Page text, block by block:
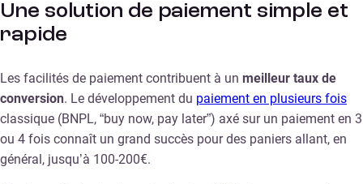
Une solution de paiement simple et
rapide
Les facilités de paiement contribuent à un meilleur taux de
conversion. Le développement du paiement en plusieurs fois
classique (BNPL, “buy now, pay later”) axé sur un paiement en 3
ou 4 fois connaît un grand succès pour des paniers allant, en
général, jusqu’à 100-200€.